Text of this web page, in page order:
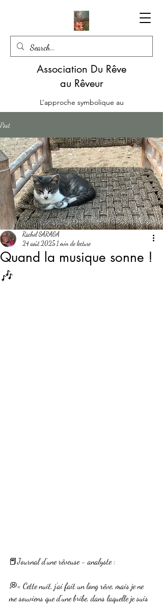
Association Du Rêve
au Rêveur
L’approche symbolique au
06.85.22.51.57
Le Livre en version papier : Les Emotions en Médiation - Alchimie du Lien de Rachel SARAGA
Post
Quand la musique sonne !
🎶
Rachel SARAGA
24 août 2025 1 min de lecture
📕Journal d’une rêveuse - analyste :
💭« Cette nuit, j'ai fait un long rêve, mais je ne
me souviens que d'une bribe, dans laquelle je suis